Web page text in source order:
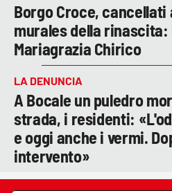
Borgo Croce,
murales della rinascita:
Mariagrazia Chirico
LA DENUNCIA
A Bocale un puledro
strada, i residenti:
e oggi anche i vermi.
intervento»